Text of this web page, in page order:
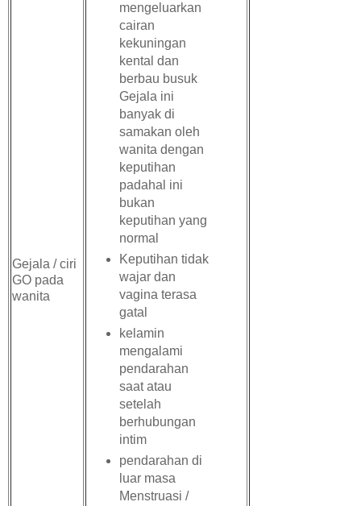
Gejala / ciri
GO pada
wanita
mengeluarkan
cairan
kekuningan
kental dan
berbau busuk
Gejala ini
banyak di
samakan oleh
wanita dengan
keputihan
padahal ini
bukan
keputihan yang
normal
Keputihan tidak
wajar dan
vagina terasa
gatal
kelamin
mengalami
pendarahan
saat atau
setelah
berhubungan
intim
pendarahan di
luar masa
Menstruasi /